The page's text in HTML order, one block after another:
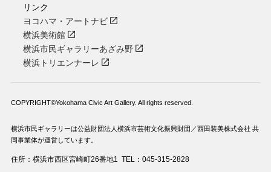
リンク
ヨコハマ・アートナビ
横浜美術館
横浜市民ギャラリーあざみ野
横浜トリエンナーレ
COPYRIGHT©Yokohama Civic Art Gallery. All rights reserved.
横浜市民ギャラリーは公益財団法人横浜市芸術文化振興財団／西田装美株式会社 共
同事業体が運営しています。
住所：横浜市西区宮崎町26番地1 TEL：045-315-2828